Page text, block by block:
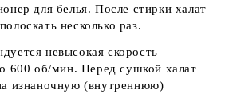
для белья. После стирки халат
несколько раз.
невысокая скорость
600 об/мин. Перед сушкой халат
изнаночную (внутреннюю)